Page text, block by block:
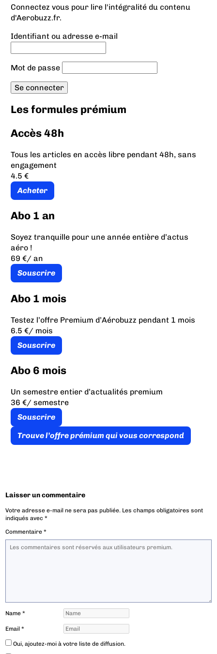
Connectez vous pour lire l'intégralité du contenu
d'Aerobuzz.fr.
Identifiant ou adresse e-mail
Mot de passe
Les formules prémium
Accès 48h
Tous les articles en accès libre pendant 48h, sans
engagement
4.5 €
Acheter
Abo 1 an
Soyez tranquille pour une année entière d’actus
aéro !
69 €/ an
Souscrire
Abo 1 mois
Testez l’offre Premium d’Aérobuzz pendant 1 mois
6.5 €/ mois
Souscrire
Abo 6 mois
Un semestre entier d’actualités premium
36 €/ semestre
Souscrire
Trouve l’offre prémium qui vous correspond
Laisser un commentaire
Votre adresse e-mail ne sera pas publiée. Les champs obligatoires sont
indiqués avec*
Commentaire*
Name*
Email*
Oui, ajoutez-moi à votre liste de diffusion.